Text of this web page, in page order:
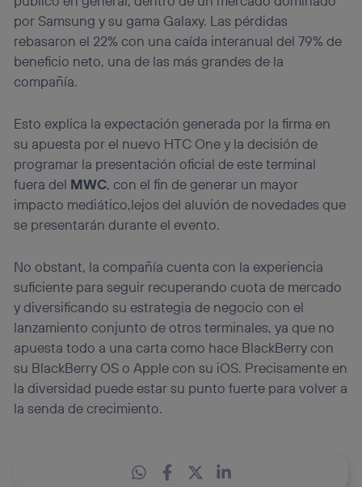
por Samsung y su gama Galaxy. Las pérdidas
rebasaron el 22% con una caída interanual del 79% de
beneficio neto, una de las más grandes de la
compañía.
Esto explica la expectación generada por la firma en
su apuesta por el nuevo HTC One y la decisión de
programar la presentación oficial de este terminal
fuera del MWC, con el fin de generar un mayor
impacto mediático,lejos del aluvión de novedades que
se presentarán durante el evento.
No obstant, la compañía cuenta con la experiencia
suficiente para seguir recuperando cuota de mercado
y diversificando su estrategia de negocio con el
lanzamiento conjunto de otros terminales, ya que no
apuesta todo a una carta como hace BlackBerry con
su BlackBerry OS o Apple con su iOS. Precisamente en
la diversidad puede estar su punto fuerte para volver a
la senda de crecimiento.